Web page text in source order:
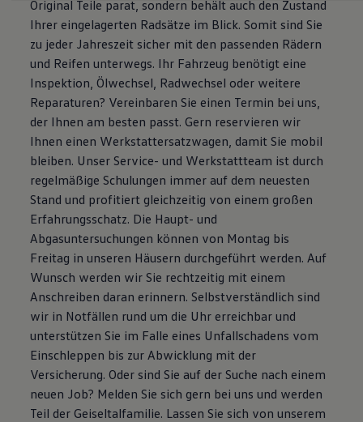
Autonomes Fahren
Mehr zum ID. Buzz
Online Beratung
California Welt
California Club
California Magazin & Ratgeber
Vanlife
Ratgeber
Routen & Reisen
California Reisen & Erlebnisse
California App
California Lifestyle & Zubehör
Übernachten im California
Marke
Unternehmen
Karriere
Karriere im Unternehmen
Karriere im Autohaus
Nachhaltigkeit
Kunden
Gesellschaft
Natur
Events
Rückblick VW Bus Festival 2023
75 Jahre Bulli Jubiläum
Bulli Magazin
Fahrzeugabholung ab Werk
Uptime
Original Teile parat, sondern behält auch den Zustand
Ihrer eingelagerten Radsätze im Blick. Somit sind Sie
zu jeder Jahreszeit sicher mit den passenden Rädern
und Reifen unterwegs. Ihr Fahrzeug benötigt eine
Inspektion, Ölwechsel, Radwechsel oder weitere
Reparaturen? Vereinbaren Sie einen Termin bei uns,
der Ihnen am besten passt. Gern reservieren wir
Ihnen einen Werkstattersatzwagen, damit Sie mobil
bleiben. Unser Service- und Werkstattteam ist durch
regelmäßige Schulungen immer auf dem neuesten
Stand und profitiert gleichzeitig von einem großen
Erfahrungsschatz. Die Haupt- und
Abgasuntersuchungen können von Montag bis
Freitag in unseren Häusern durchgeführt werden. Auf
Wunsch werden wir Sie rechtzeitig mit einem
Anschreiben daran erinnern. Selbstverständlich sind
wir in Notfällen rund um die Uhr erreichbar und
unterstützen Sie im Falle eines Unfallschadens vom
Einschleppen bis zur Abwicklung mit der
Versicherung. Oder sind Sie auf der Suche nach einem
neuen Job? Melden Sie sich gern bei uns und werden
Teil der Geiseltalfamilie. Lassen Sie sich von unserem